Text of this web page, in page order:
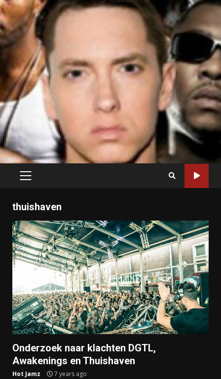
PRIMARY
thuishaven
Onderzoek naar klachten DGTL,
Awakenings en Thuishaven
Hot Jamz 7 years ago